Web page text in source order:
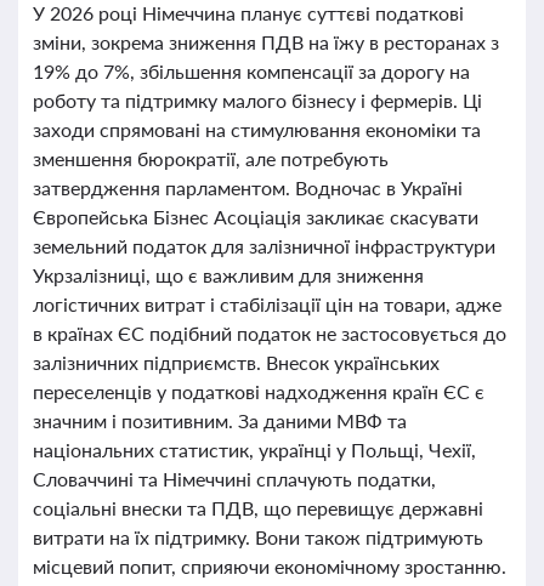
У 2026 році Німеччина планує суттєві податкові
зміни, зокрема зниження ПДВ на їжу в ресторанах з
19% до 7%, збільшення компенсації за дорогу на
роботу та підтримку малого бізнесу і фермерів. Ці
заходи спрямовані на стимулювання економіки та
зменшення бюрократії, але потребують
затвердження парламентом. Водночас в Україні
Європейська Бізнес Асоціація закликає скасувати
земельний податок для залізничної інфраструктури
Укрзалізниці, що є важливим для зниження
логістичних витрат і стабілізації цін на товари, адже
в країнах ЄС подібний податок не застосовується до
залізничних підприємств. Внесок українських
переселенців у податкові надходження країн ЄС є
значним і позитивним. За даними МВФ та
національних статистик, українці у Польщі, Чехії,
Словаччині та Німеччині сплачують податки,
соціальні внески та ПДВ, що перевищує державні
витрати на їх підтримку. Вони також підтримують
місцевий попит, сприяючи економічному зростанню.